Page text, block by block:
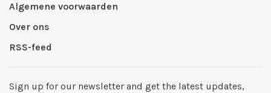
Algemene voorwaarden
Over ons
RSS-feed
Sign up for our newsletter and get the latest updates,